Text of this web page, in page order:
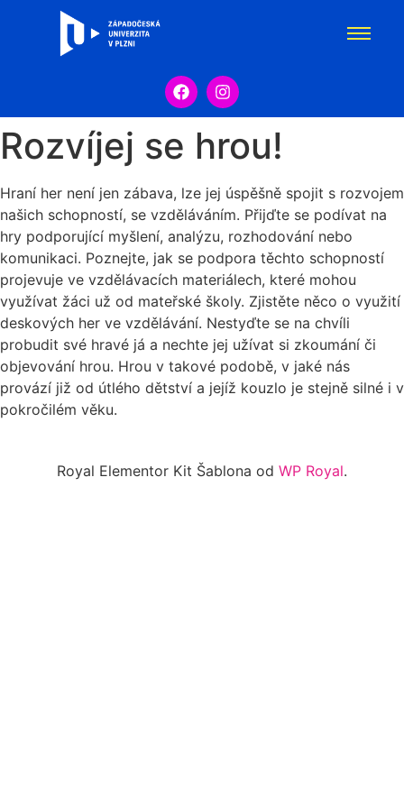
Rozvíjej se hrou!
Hraní her není jen zábava, lze jej úspěšně spojit s rozvojem
našich schopností, se vzděláváním. Přijďte se podívat na
hry podporující myšlení, analýzu, rozhodování nebo
komunikaci. Poznejte, jak se podpora těchto schopností
projevuje ve vzdělávacích materiálech, které mohou
využívat žáci už od mateřské školy. Zjistěte něco o využití
deskových her ve vzdělávání. Nestyďte se na chvíli
probudit své hravé já a nechte jej užívat si zkoumání či
objevování hrou. Hrou v takové podobě, v jaké nás
provází již od útlého dětství a jejíž kouzlo je stejně silné i v
pokročilém věku.
Royal Elementor Kit Šablona od WP Royal.